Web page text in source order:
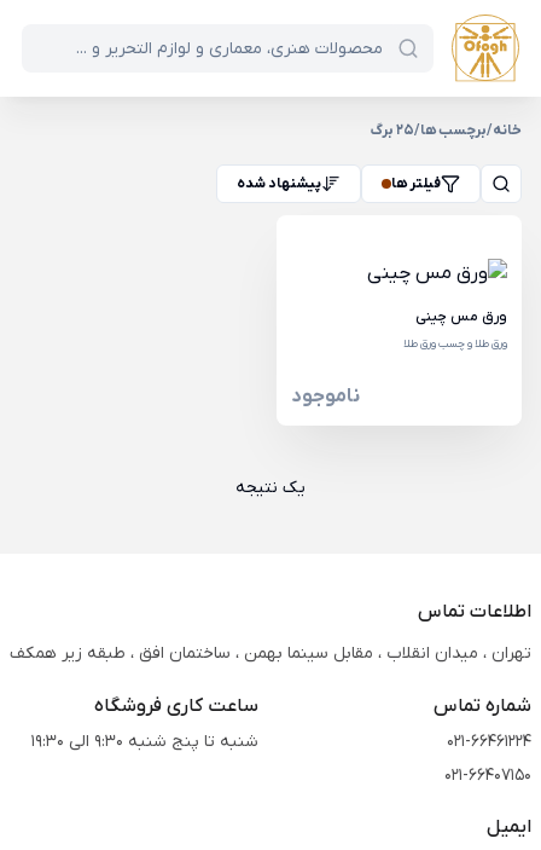
خانه/برچسب ها/25 برگ
فیلتر ها پیشنهاد شده
ورق مس چینی
ورق طلا و چسب ورق طلا
ناموجود
یک نتیجه
اطلاعات تماس
تهران ، میدان انقلاب ، مقابل سینما بهمن ، ساختمان افق ، طبقه زیر همکف
شماره تماس
021-66461224
021-66407150
ساعت کاری فروشگاه
شنبه تا پنج شنبه 9:30 الی 19:30
ایمیل